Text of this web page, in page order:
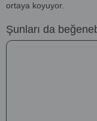
ortaya koyuyor.
Şunları da